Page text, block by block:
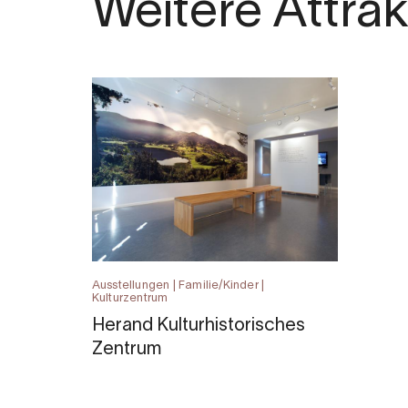
Weitere
Ausstellungen | Familie/Kinder |
Kulturzentrum
Herand Kulturhistorisches
Zentrum